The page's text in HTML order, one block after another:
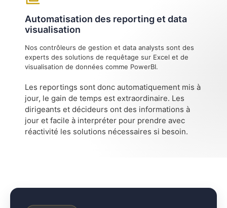
Automatisation des reporting et data
visualisation
Nos contrôleurs de gestion et data analysts sont des
experts des solutions de requêtage sur Excel et de
visualisation de données comme PowerBI.
Les reportings sont donc automatiquement mis à
jour, le gain de temps est extraordinaire. Les
dirigeants et décideurs ont des informations à
jour et facile à interpréter pour prendre avec
réactivité les solutions nécessaires si besoin.